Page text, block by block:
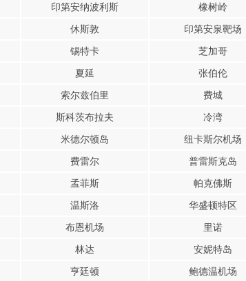
印第安纳波利斯 橡树岭
休斯敦 印第安泉靶场
锡特卡 芝加哥
夏延 张伯伦
索尔兹伯里 费城
斯科茨布拉夫 冷湾
米德尔顿岛 纽卡斯尔机场
费雷尔 普雷斯克岛
孟菲斯 帕克佛斯
温斯洛 华盛顿特区
布恩机场 里诺
林达 安妮特岛
亨廷顿 鲍德温机场